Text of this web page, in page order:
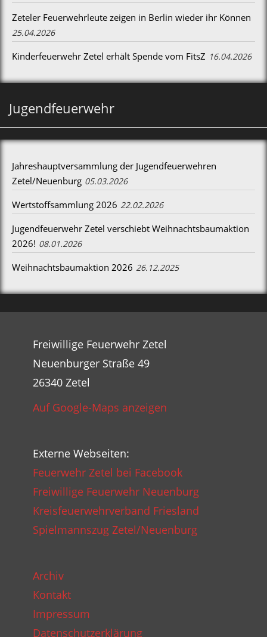
Zeteler Feuerwehrleute zeigen in Berlin wieder ihr Können
25.04.2026
Kinderfeuerwehr Zetel erhält Spende vom FitsZ 16.04.2026
Jugendfeuerwehr
Jahreshauptversammlung der Jugendfeuerwehren
Zetel/Neuenburg 05.03.2026
Wertstoffsammlung 2026 22.02.2026
Jugendfeuerwehr Zetel verschiebt Weihnachtsbaumaktion
2026! 08.01.2026
Weihnachtsbaumaktion 2026 26.12.2025
Freiwillige Feuerwehr Zetel
Neuenburger Straße 49
26340 Zetel
Auf Google-Maps anzeigen
Externe Webseiten:
Feuerwehr Zetel bei Facebook
Freiwillige Feuerwehr Neuenburg
Kreisfeuerwehrverband Friesland
Spielmannszug Zetel/Neuenburg
Archiv
Kontakt
Impressum
Datenschutzerklärung